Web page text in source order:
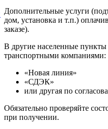
Дополнительные услуги
дом, установка и т.п.)
заказе).
В другие населенные пункты
транспортными компаниями:
«Новая линия»
«СДЭК»
или другая по
Обязательно проверяйте
при получении.